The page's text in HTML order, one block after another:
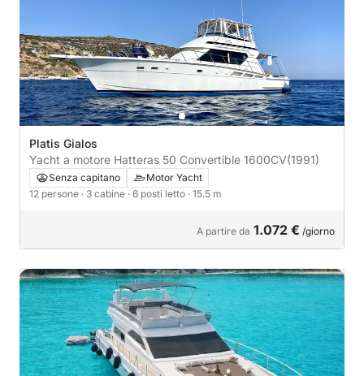
Platis Gialos
Yacht a motore Hatteras 50 Convertible 1600CV(1991)
Senza capitano
Motor Yacht
12 persone · 3 cabine · 6 posti letto · 15.5 m
A partire da 1.072 € /giorno